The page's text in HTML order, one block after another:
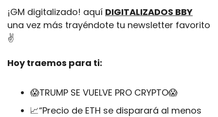
¡GM digitalizado! aquí DIGITALIZADOS BBY
una vez más trayéndote tu newsletter favorito
✌️
Hoy traemos para ti:
😱TRUMP SE VUELVE PRO CRYPTO😱
📈“Precio de ETH se disparará al menos